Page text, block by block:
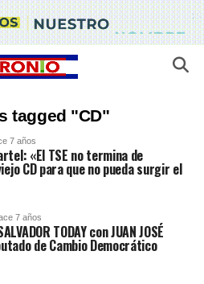
tagged "CD"
7 años
«El TSE no termina de
CD para que no pueda surgir el
7 años
TODAY con JUAN JOSÉ
de Cambio Democrático